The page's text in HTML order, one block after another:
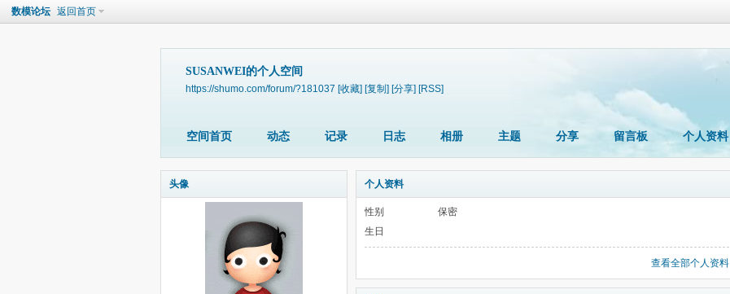
数模论坛 返回首页
SUSANWEI的个人空间
https://shumo.com/forum/?181037 [收藏] [复制] [分享] [RSS]
空间首页 动态 记录 日志 相册 主题 分享 留言板 个人资料
头像 个人资料
性别
保密
生日
查看全部个人资料